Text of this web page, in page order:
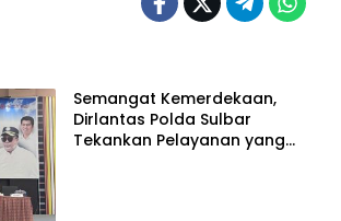
Semangat Kemerdekaan,
Dirlantas Polda Sulbar
Tekankan Pelayanan yang